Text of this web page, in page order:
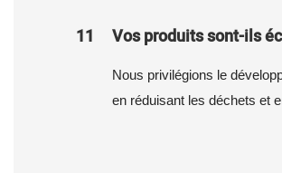
11 Vos produits sont-ils
Nous privilégions le
en réduisant les déchets et